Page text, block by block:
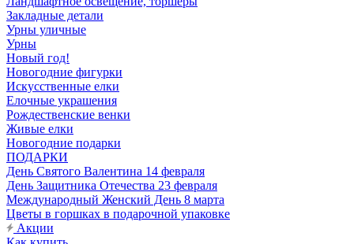
Закладные детали
Урны уличные
Урны
Новый год!
Новогодние фигурки
Искусственные елки
Елочные украшения
Рождественские венки
Живые елки
Новогодние подарки
ПОДАРКИ
День Святого Валентина 14 февраля
День Защитника Отечества 23 февраля
Международный Женский День 8 марта
Цветы в горшках в подарочной упаковке
Акции